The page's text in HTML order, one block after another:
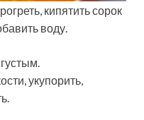
кипятить сорок
воду.
укупорить,